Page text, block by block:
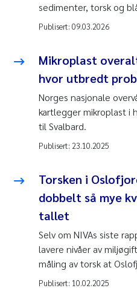
sedimenter, torsk og
Publisert: 09.03.2026
Mikroplast
hvor utbredt
Norges nasjonale
kartlegger mikroplast i
til Svalbard.
Publisert: 23.10.2025
Torsken i
dobbelt så mye
tallet
Selv om NIVAs siste
lavere nivåer av
måling av torsk at
Publisert: 10.02.2025